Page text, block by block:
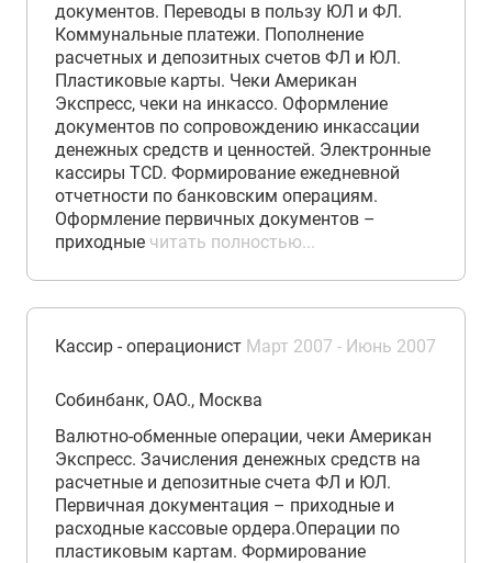
документов. Переводы в пользу ЮЛ и ФЛ.
Коммунальные платежи. Пополнение
расчетных и депозитных счетов ФЛ и ЮЛ.
Пластиковые карты. Чеки Американ
Экспресс, чеки на инкассо. Оформление
документов по сопровождению инкассации
денежных средств и ценностей. Электронные
кассиры TCD. Формирование ежедневной
отчетности по банковским операциям.
Оформление первичных документов –
приходные читать полностью...
Кассир - операционист Март 2007 - Июнь 2007
Собинбанк, ОАО., Москва
Валютно-обменные операции, чеки Американ
Экспресс. Зачисления денежных средств на
расчетные и депозитные счета ФЛ и ЮЛ.
Первичная документация – приходные и
расходные кассовые ордера.Операции по
пластиковым картам. Формирование